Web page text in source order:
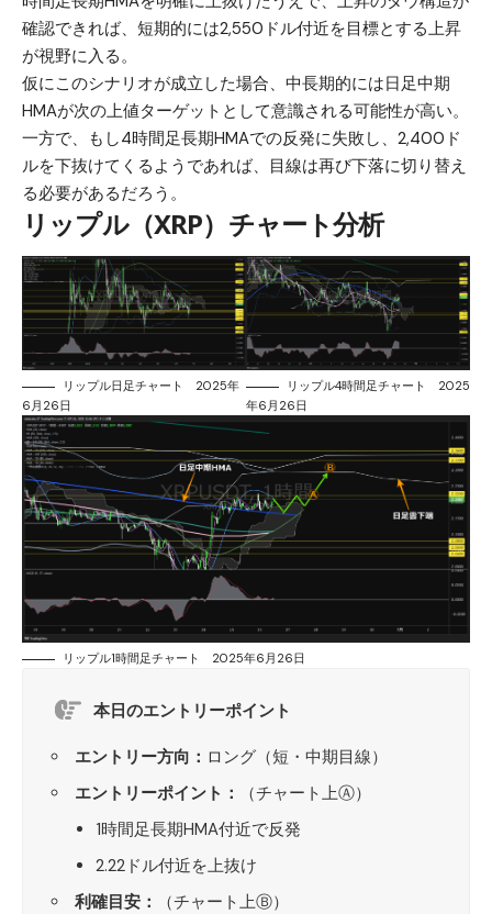
確認できれば、短期的には2,550ドル付近を目標とする上昇
が視野に入る。
仮にこのシナリオが成立した場合、中長期的には日足中期
HMAが次の上値ターゲットとして意識される可能性が高い。
一方で、もし4時間足長期HMAでの反発に失敗し、2,400ド
ルを下抜けてくるようであれば、目線は再び下落に切り替え
る必要があるだろう。
リップル（XRP）チャート分析
リップル日足チャート 2025年
6月26日
リップル4時間足チャート 2025
年6月26日
リップル1時間足チャート 2025年6月26日
本日のエントリーポイント
エントリー方向： ロング（短・中期目線）
エントリーポイント：
（チャート上Ⓐ）
1時間足長期HMA付近で反発
2.22ドル付近を上抜け
利確目安：
（チャート上Ⓑ）